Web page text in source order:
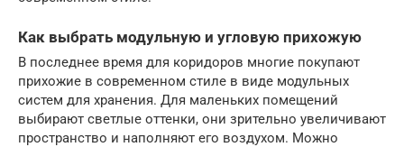
Как выбрать модульную и угловую прихожую
В последнее время для коридоров многие покупают
прихожие в современном стиле в виде модульных
систем для хранения. Для маленьких помещений
выбирают светлые оттенки, они зрительно увеличивают
пространство и наполняют его воздухом. Можно